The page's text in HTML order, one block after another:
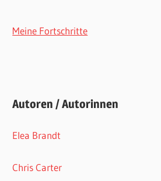
Meine Fortschritte
Autoren / Autorinnen
Elea Brandt
Chris Carter